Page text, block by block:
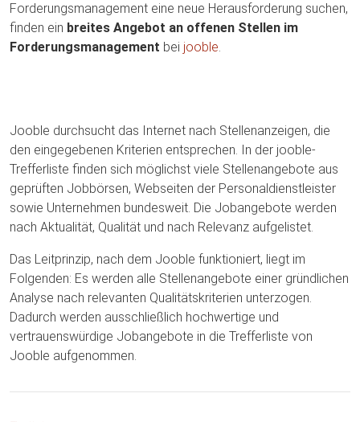
Forderungsmanagement eine neue Herausforderung suchen,
finden ein breites Angebot an offenen Stellen im
Forderungsmanagement bei jooble.
Jooble durchsucht das Internet nach Stellenanzeigen, die
den eingegebenen Kriterien entsprechen. In der jooble-
Trefferliste finden sich möglichst viele Stellenangebote aus
geprüften Jobbörsen, Webseiten der Personaldienstleister
sowie Unternehmen bundesweit. Die Jobangebote werden
nach Aktualität, Qualität und nach Relevanz aufgelistet.
Das Leitprinzip, nach dem Jooble funktioniert, liegt im
Folgenden: Es werden alle Stellenangebote einer gründlichen
Analyse nach relevanten Qualitätskriterien unterzogen.
Dadurch werden ausschließlich hochwertige und
vertrauenswürdige Jobangebote in die Trefferliste von
Jooble aufgenommen.